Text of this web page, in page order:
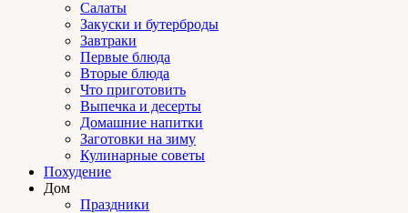
Салаты
Закуски и бутерброды
Завтраки
Первые блюда
Вторые блюда
Что приготовить
Выпечка и десерты
Домашние напитки
Заготовки на зиму
Кулинарные советы
Похудение
Дом
Праздники